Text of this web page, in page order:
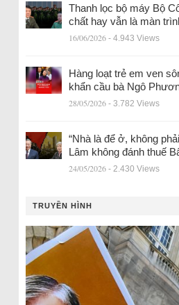
Thanh lọc bộ máy Bộ
chất hay vẫn là màn
16/06/2026 - 4.943 Views
Hàng loạt trẻ em ven
khẩn cầu bà Ngô
28/05/2026 - 3.782 Views
“Nhà là để ở, không
Lâm không đánh thuế
24/05/2026 - 2.430 Views
TRUYỀN HÌNH